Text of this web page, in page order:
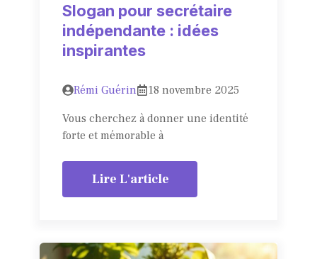
Slogan pour secrétaire
indépendante : idées
inspirantes
Rémi Guérin
18 novembre 2025
Vous cherchez à donner une identité
forte et mémorable à
Lire L'article